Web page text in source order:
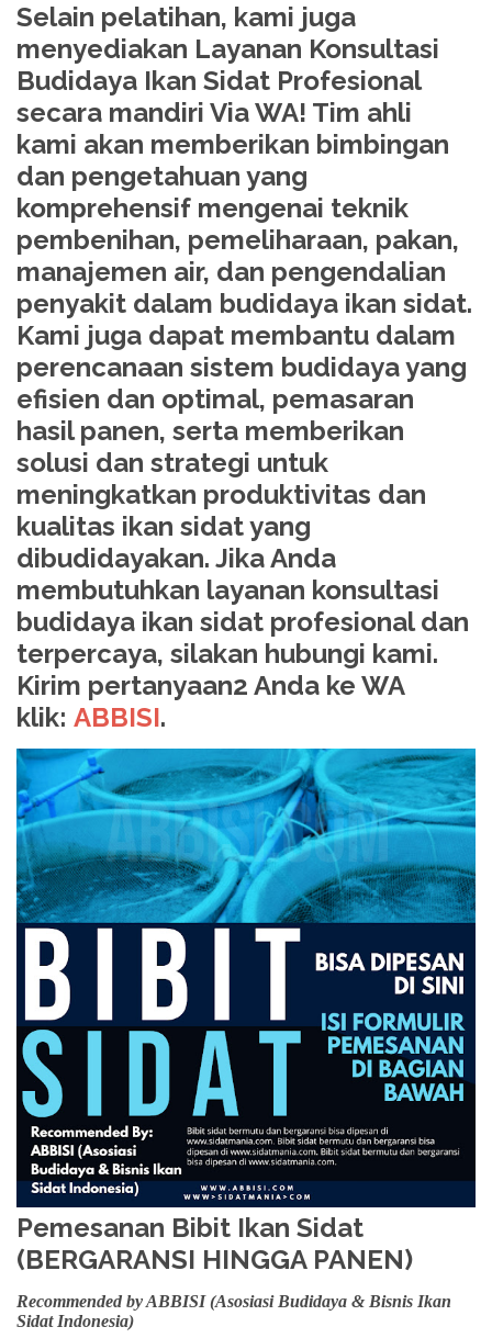
Selain pelatihan, kami juga
menyediakan Layanan Konsultasi
Budidaya Ikan Sidat Profesional
secara mandiri Via WA! Tim ahli
kami akan memberikan bimbingan
dan pengetahuan yang
komprehensif mengenai teknik
pembenihan, pemeliharaan, pakan,
manajemen air, dan pengendalian
penyakit dalam budidaya ikan sidat.
Kami juga dapat membantu dalam
perencanaan sistem budidaya yang
efisien dan optimal, pemasaran
hasil panen, serta memberikan
solusi dan strategi untuk
meningkatkan produktivitas dan
kualitas ikan sidat yang
dibudidayakan. Jika Anda
membutuhkan layanan konsultasi
budidaya ikan sidat profesional dan
terpercaya, silakan hubungi kami.
Kirim pertanyaan2 Anda ke WA
klik: ABBISI.
Pemesanan Bibit Ikan Sidat
(BERGARANSI HINGGA PANEN)
Recommended by ABBISI (Asosiasi Budidaya & Bisnis Ikan
Sidat Indonesia)